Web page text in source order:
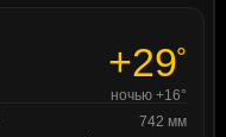
+29°
ночью +16°
742 мм